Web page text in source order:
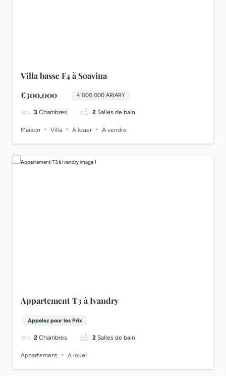
Villa basse F4 à Soavina
€300,000
4 000 000 ARIARY
3 Chambres 2 Salles de bain
Maison Villa A louer A vendre
Appartement T3 à Ivandry
Appelez pour les Prix
2 Chambres 2 Salles de bain
Appartement A louer